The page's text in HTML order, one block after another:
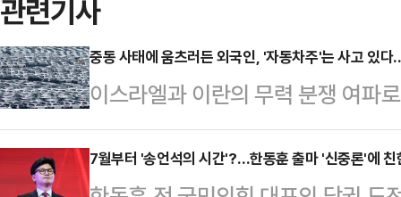
관련기사
중동 사태에 움츠러든 외국인, '자동차주'는 사고 있
이스라엘과 이란의 무력 분쟁 여파
운데 자동차 관련 종목들은 꾸준히
발 관세 리스크가 정점을 지나고 있
7월부터 '송언석의 시간'?…한동훈 출마 '신중론'에 친